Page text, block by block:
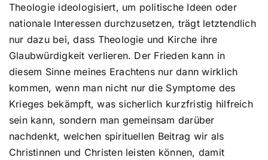
Theologie ideologisiert, um politische Ideen oder
nationale Interessen durchzusetzen, trägt letztendlich
nur dazu bei, dass Theologie und Kirche ihre
Glaubwürdigkeit verlieren. Der Frieden kann in
diesem Sinne meines Erachtens nur dann wirklich
kommen, wenn man nicht nur die Symptome des
Krieges bekämpft, was sicherlich kurzfristig hilfreich
sein kann, sondern man gemeinsam darüber
nachdenkt, welchen spirituellen Beitrag wir als
Christinnen und Christen leisten können, damit